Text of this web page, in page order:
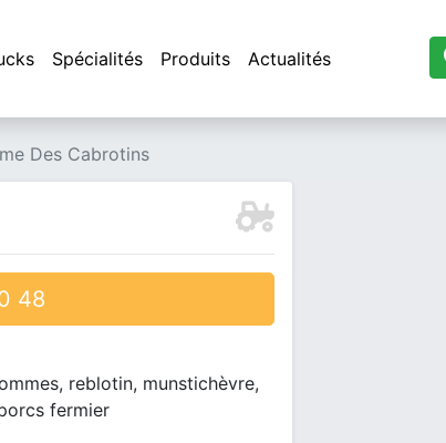
Spécialités Produits Actualités
Des Cabrotins
48
reblotin, munstichèvre,
fermier